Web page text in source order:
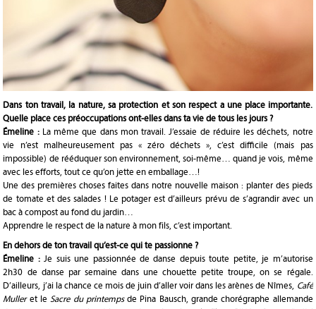
Dans ton travail, la nature, sa protection et son respect a une place importante.
Quelle place ces préoccupations ont-elles dans ta vie de tous les jours ?
Émeline :La même que dans mon travail. J’essaie de réduire les déchets, notre
vie n’est malheureusement pas « zéro déchets », c’est difficile (mais pas
impossible) de rééduquer son environnement, soi-même… quand je vois, même
avec les efforts, tout ce qu’on jette en emballage…!
Une des premières choses faites dans notre nouvelle maison : planter des pieds
de tomate et des salades ! Le potager est d’ailleurs prévu de s’agrandir avec un
bac à compost au fond du jardin…
Apprendre le respect de la nature à mon fils, c’est important.
En dehors de ton travail qu’est-ce qui te passionne ?
Émeline :Je suis une passionnée de danse depuis toute petite, je m’autorise
2h30 de danse par semaine dans une chouette petite troupe, on se régale.
D’ailleurs, j’ai la chance ce mois de juin d’aller voir dans les arènes de Nîmes, Café
Muller et leSacre du printempsde Pina Bausch, grande chorégraphe allemande